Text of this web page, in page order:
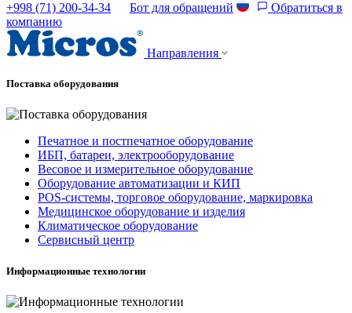
+998 (71) 200-34-34
Бот для обращений
Обратиться в
компанию
Направления
Поставка оборудования
Печатное и постпечатное оборудование
ИБП, батареи, электрооборудование
Весовое и измерительное оборудование
Оборудование автоматизации и КИП
POS-системы, торговое оборудование, маркировка
Медицинское оборудование и изделия
Климатическое оборудование
Сервисный центр
Информационные технологии